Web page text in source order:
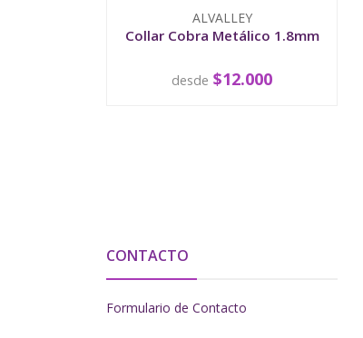
ALVALLEY
Collar Cobra Metálico 1.8mm
VER OPCIONES
desde $12.000
CONTACTO
Formulario de Contacto